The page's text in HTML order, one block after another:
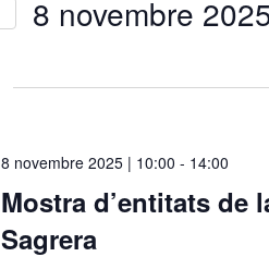
8 novembre
c
i
o
Mostra d’entitats de
Sagrera
8 novembre 2025 | 10:00 - 14:00